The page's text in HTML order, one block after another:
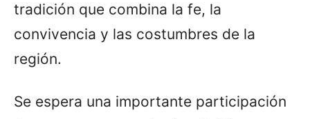
tradición que combina la fe, la
convivencia y las costumbres de la
región.
Se espera una importante participación